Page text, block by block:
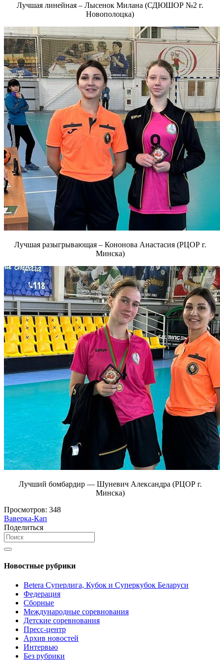
Лучшая линейная – Лысенок Милана (СДЮШОР №2 г.
Новополоцка)
Лучшая разыгрывающая – Кононова Анастасия (РЦОР г.
Минска)
Лучший бомбардир — Шуневич Александра (РЦОР г.
Минска)
Просмотров: 348
Ваверка-Кап
Поделиться
Новостные рубрики
Betera Суперлига, Кубок и Суперкубок Беларуси
Федерация
Сборные
Международные соревнования
Детские соревнования
Пресс-центр
Архив новостей
Интервью
Без рубрики